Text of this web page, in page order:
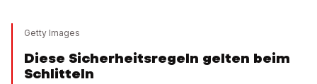
Getty Images
Diese Sicherheitsregeln gelten beim
Schlitteln